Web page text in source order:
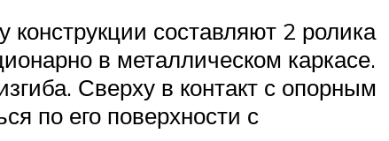
составляют 2 ролика
в металлическом каркасе.
Сверху в контакт с опорным
по его поверхности с